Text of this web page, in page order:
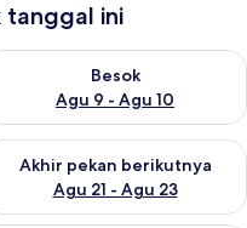
tanggal ini
Agu 8 - Agu 9
Besok
Agu 9 - Agu 10
ketersediaan untuk
ini Agu 14 - Agu 16
Akhir pekan berikutnya
Agu 21 - Agu 23
ketersediaan untuk